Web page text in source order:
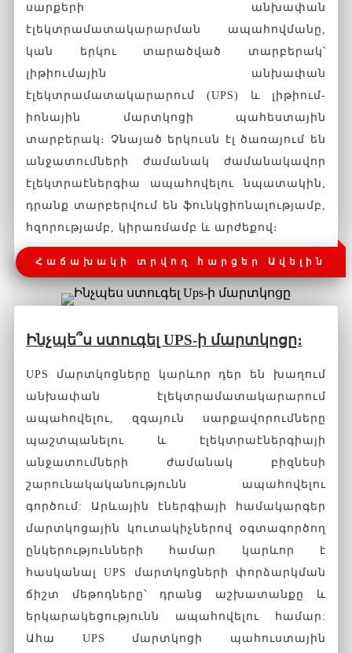
սարքերի անխափան
էլեկտրամատակարարման ապահովմանը,
կան երկու տարածված տարբերակ՝
լիթիումային անխափան
էլեկտրամատակարարում (UPS) և լիթիում-
իոնային մարտկոցի պահեստային
տարբերակ։ Չնայած երկուսն էլ ծառայում են
անջատումների ժամանակ ժամանակավոր
էլեկտրաէներգիա ապահովելու նպատակին,
դրանք տարբերվում են ֆունկցիոնալությամբ,
հզորությամբ, կիրառմամբ և արժեքով։
Հաճախակի տրվող հարցեր Ավելին
Ինչպե՞ս ստուգել UPS-ի մարտկոցը։
UPS մարտկոցները կարևոր դեր են խաղում
անխափան էլեկտրամատակարարում
ապահովելու, զգայուն սարքավորումները
պաշտպանելու և էլեկտրաէներգիայի
անջատումների ժամանակ բիզնեսի
շարունակականությունն ապահովելու
գործում: Արևային էներգիայի համակարգեր
մարտկոցային կուտակիչներով օգտագործող
ընկերությունների համար կարևոր է
հասկանալ UPS մարտկոցների փորձարկման
ճիշտ մեթոդները՝ դրանց աշխատանքը և
երկարակեցությունն ապահովելու համար:
Ահա UPS մարտկոցի պահուստային